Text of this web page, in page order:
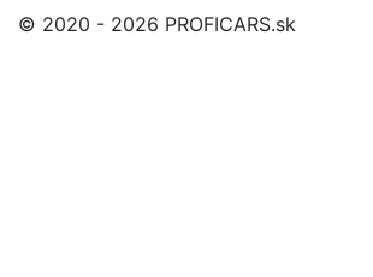
© 2020 - 2026 PROFICARS.sk